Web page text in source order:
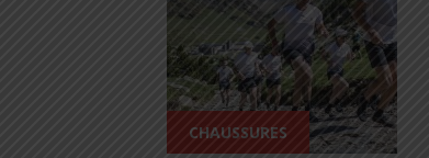
CHAUSSURES